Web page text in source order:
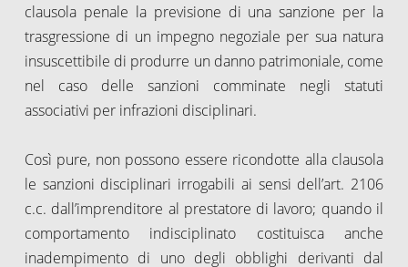
clausola penale la previsione di una sanzione per la
trasgressione di un impegno negoziale per sua natura
insuscettibile di produrre un danno patrimoniale, come
nel caso delle sanzioni comminate negli statuti
associativi per infrazioni disciplinari.
Così pure, non possono essere ricondotte alla clausola
le sanzioni disciplinari irrogabili ai sensi dell’art. 2106
c.c. dall’imprenditore al prestatore di lavoro; quando il
comportamento indisciplinato costituisca anche
inadempimento di uno degli obblighi derivanti dal